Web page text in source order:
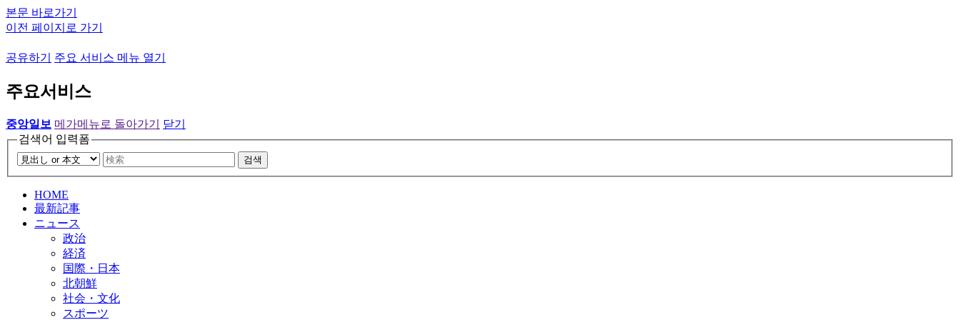
본문 바로가기
이전 페이지로 가기
공유하기 주요 서비스 메뉴 열기
주요서비스
중앙일보 메가메뉴로 돌아가기
닫기
검색어 입력폼
검색
HOME
最新記事
ニュース
政治
経済
国際・日本
北朝鮮
社会・文化
スポーツ